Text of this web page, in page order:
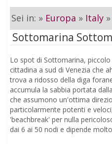
Sei in: » Europa » Italy »
Sottomarina
Lo spot di Sottomarina,
cittadina a sud di Venezia che
trova a ridosso della diga
accumula la sabbia portata
che assumono un'ottima
particolarmente potenti e
'beachbreak' per nulla
dai 6 ai 50 nodi e dipende